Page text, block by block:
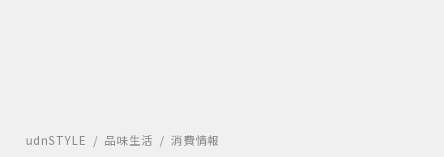
udnSTYLE 品味生活 消費情報